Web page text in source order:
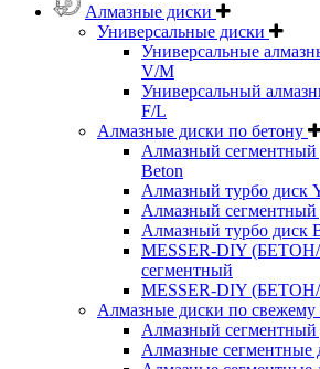
Алмазные диски
Универсальные диски
Универсальные
V/M
Универсальный
F/L
Алмазные диски по бетону
Алмазный
Beton
Алмазный турбо диск
Алмазный сегментный
Алмазный турбо диск
MESSER-DIY
сегментный
MESSER-DIY
Алмазные диски по свежему
Алмазный сегментный
Алмазные сегментные